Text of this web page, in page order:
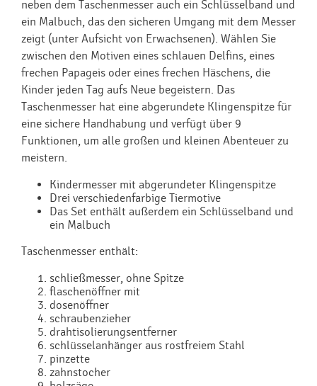
neben dem Taschenmesser auch ein Schlüsselband und
ein Malbuch, das den sicheren Umgang mit dem Messer
zeigt (unter Aufsicht von Erwachsenen). Wählen Sie
zwischen den Motiven eines schlauen Delfins, eines
frechen Papageis oder eines frechen Häschens, die
Kinder jeden Tag aufs Neue begeistern. Das
Taschenmesser hat eine abgerundete Klingenspitze für
eine sichere Handhabung und verfügt über 9
Funktionen, um alle großen und kleinen Abenteuer zu
meistern.
Kindermesser mit abgerundeter Klingenspitze
Drei verschiedenfarbige Tiermotive
Das Set enthält außerdem ein Schlüsselband und
ein Malbuch
Taschenmesser enthält:
schließmesser, ohne Spitze
flaschenöffner mit
dosenöffner
schraubenzieher
drahtisolierungsentferner
schlüsselanhänger aus rostfreiem Stahl
pinzette
zahnstocher